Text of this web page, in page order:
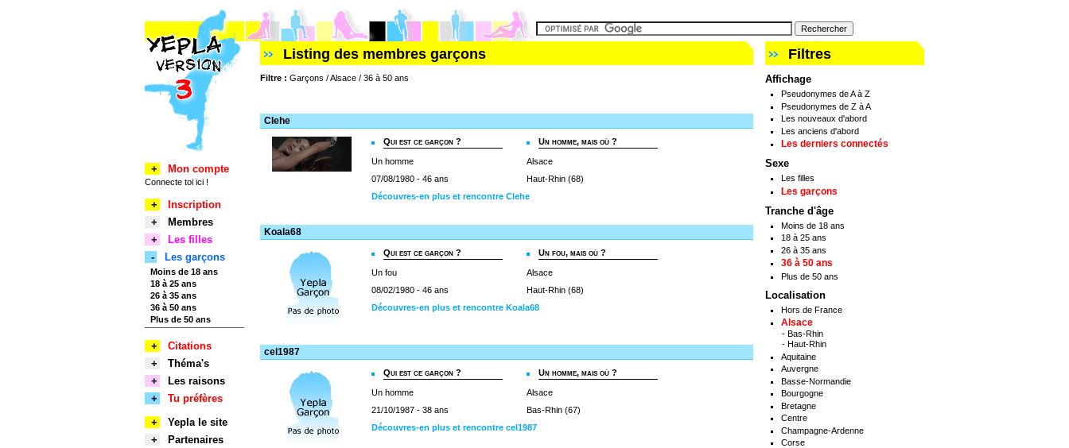
Listing des membres garçons
Filtre : Garçons / Alsace / 36 à 50 ans
Clehe
Qui est ce garçon ?
Un homme
07/08/1980 - 46 ans
Un homme, mais où ?
Alsace
Haut-Rhin (68)
Découvres-en plus et rencontre Clehe
Koala68
Qui est ce garçon ?
Un fou
08/02/1980 - 46 ans
Un fou, mais où ?
Alsace
Haut-Rhin (68)
Découvres-en plus et rencontre Koala68
cel1987
Qui est ce garçon ?
Un homme
21/10/1987 - 38 ans
Un homme, mais où ?
Alsace
Bas-Rhin (67)
Découvres-en plus et rencontre cel1987
Filtres
Affichage
Pseudonymes de A à Z
Pseudonymes de Z à A
Les nouveaux d'abord
Les anciens d'abord
Les derniers connectés
Sexe
Les filles
Les garçons
Tranche d'âge
Moins de 18 ans
18 à 25 ans
26 à 35 ans
36 à 50 ans
Plus de 50 ans
Localisation
Hors de France
Alsace
- Bas-Rhin
- Haut-Rhin
Aquitaine
Auvergne
Basse-Normandie
Bourgogne
Bretagne
Centre
Champagne-Ardenne
Corse
+ Mon compte
Connecte toi ici !
+
Inscription
+
Membres
+
Les filles
-
Les garçons
Moins de 18 ans
18 à 25 ans
26 à 35 ans
36 à 50 ans
Plus de 50 ans
+
Citations
+
Théma's
+
Les raisons
+
Tu préfères
+
Yepla le site
+
Partenaires